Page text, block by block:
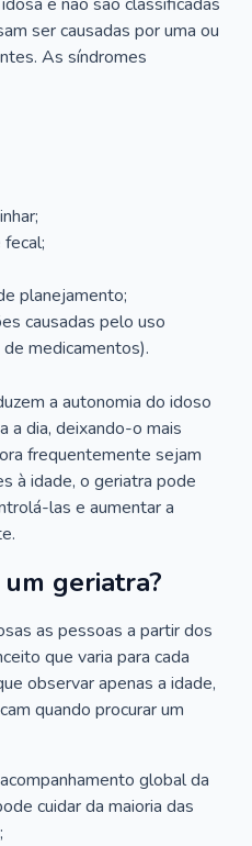
ser causadas por uma ou
As síndromes
fecal;
planejamento;
causadas pelo uso
medicamentos).
a autonomia do idoso
a dia, deixando-o mais
frequentemente sejam
à idade, o geriatra pode
las e aumentar a
geriatra?
as pessoas a partir dos
que varia para cada
observar apenas a idade,
quando procurar um
global da
cuidar da maioria das